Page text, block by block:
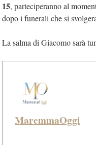
15, parteciperanno al
dopo i funerali che si
La salma di Giacomo sarà
MaremmaOggi